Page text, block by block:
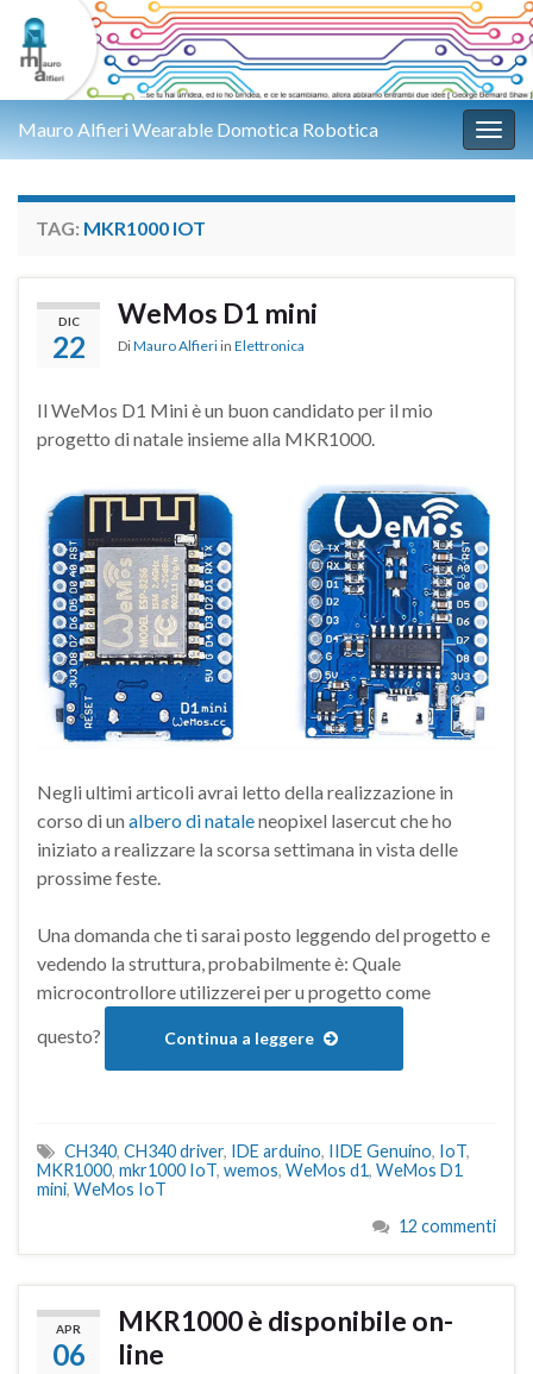
Mauro Alfieri Wearable Domotica Robotica
TAG: MKR1000 IOT
DIC
22
WeMos D1 mini
DiMauro Alfieri in Elettronica
Il WeMos D1 Mini è un buon candidato per il mio
progetto di natale insieme alla MKR1000.
Negli ultimi articoli avrai letto della realizzazione in
corso di un albero di nataleneopixel lasercut che ho
iniziato a realizzare la scorsa settimana in vista delle
prossime feste.
Una domanda che ti sarai posto leggendo del progetto e
vedendo la struttura, probabilmente è: Quale
microcontrollore utilizzerei per u progetto come
questo?
Continua a leggere
CH340, CH340 driver, IDE arduino, IIDE Genuino, IoT,
MKR1000, mkr1000 IoT, wemos, WeMos d1, WeMos D1
mini, WeMos IoT
12 commenti
APR
06
MKR1000 è disponibile on-
line